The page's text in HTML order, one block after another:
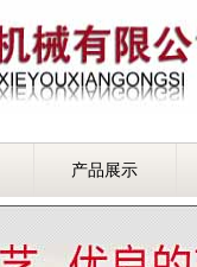
产品展示